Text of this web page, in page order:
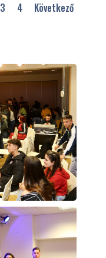
3 4 Következő